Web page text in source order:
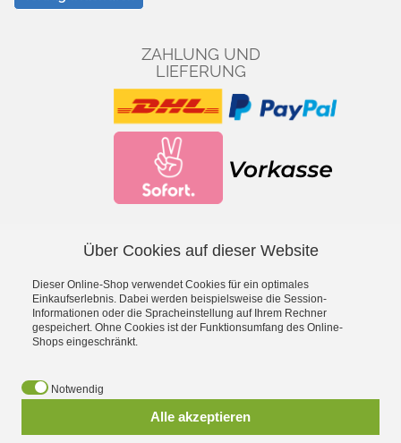
ZAHLUNG UND
LIEFERUNG
*inkl. MwSt., zzgl.Versandkosten
- Entdecke die Theo Klein Spielzeug-Welt -
Bosch Car Service Spielzeug
Steps Magnetpuzzle·Electrolux Haushaltsspielzeug·Emmas
Kitchen Spielgeschirr· Fashion Passion Nähspielzeug
Fighter Henry Feuerwehrspielzeug·Hot Wheels·Klein goes Bio
Über Cookies auf dieser Website
Dieser Online-Shop verwendet Cookies für ein optimales
Einkaufserlebnis. Dabei werden beispielsweise die Session-
Informationen oder die Spracheinstellung auf Ihrem Rechner
gespeichert. Ohne Cookies ist der Funktionsumfang des Online-
Shops eingeschränkt.
Notwendig
Alle akzeptieren